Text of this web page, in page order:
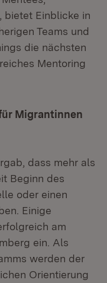
bietet Einblicke in
Teams und
die nächsten
Mentoring
Migrantinnen
dass mehr als
Beginn des
oder einen
Einige
am
ein. Als
werden der
Orientierung